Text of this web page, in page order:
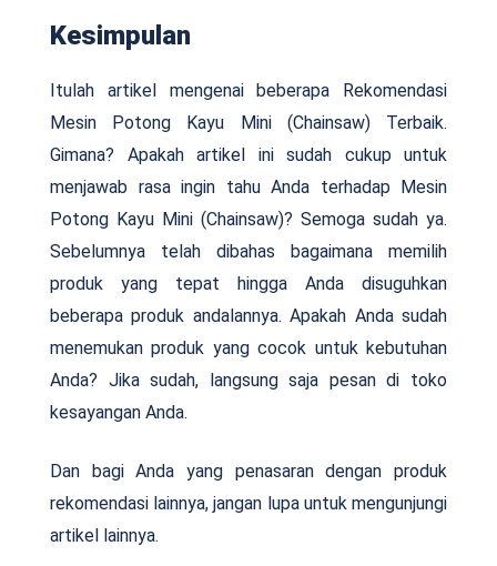
Kesimpulan
Itulah artikel mengenai beberapa Rekomendasi
Mesin Potong Kayu Mini (Chainsaw) Terbaik.
Gimana? Apakah artikel ini sudah cukup untuk
menjawab rasa ingin tahu Anda terhadap Mesin
Potong Kayu Mini (Chainsaw)? Semoga sudah ya.
Sebelumnya telah dibahas bagaimana memilih
produk yang tepat hingga Anda disuguhkan
beberapa produk andalannya. Apakah Anda sudah
menemukan produk yang cocok untuk kebutuhan
Anda? Jika sudah, langsung saja pesan di toko
kesayangan Anda.
Dan bagi Anda yang penasaran dengan produk
rekomendasi lainnya, jangan lupa untuk mengunjungi
artikel lainnya.